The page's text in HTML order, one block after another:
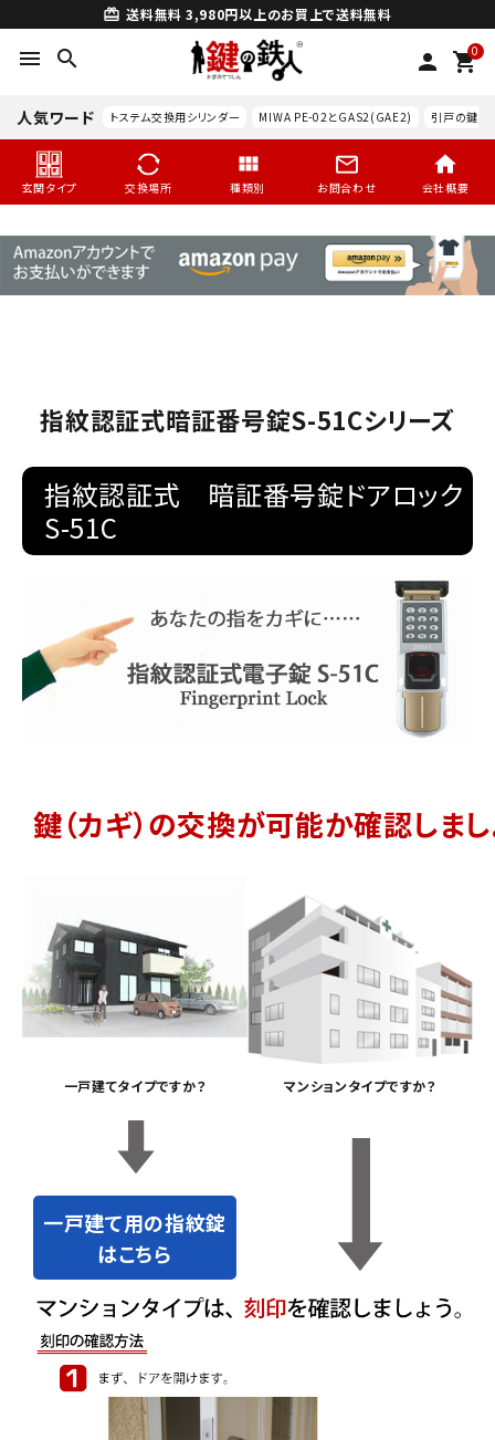
card_giftcard 送料無料 3,980円以上のお買上で送料無料
menu search person 0
shopping_cart
人気ワード トステム交換用シリンダー MIWA PE-02とGAS2(GAE2) 引戸の鍵交
玄関タイプ 交換場所 種類別 お問合わせ 会社概要
search
玄関タイプ
室内錠
レバーハンドル錠の交換
防犯対策
認知症対策
INFORMATION
ようこそ ゲスト 様
指紋認証式暗証番号錠S-51Cシリーズ
指紋認証式 暗証番号錠ドアロック
S-51C
鍵（カギ）の交換が可能か確認しまし
一戸建てタイプですか？ マンションタイプですか？
一戸建て用の指紋錠
はこちら